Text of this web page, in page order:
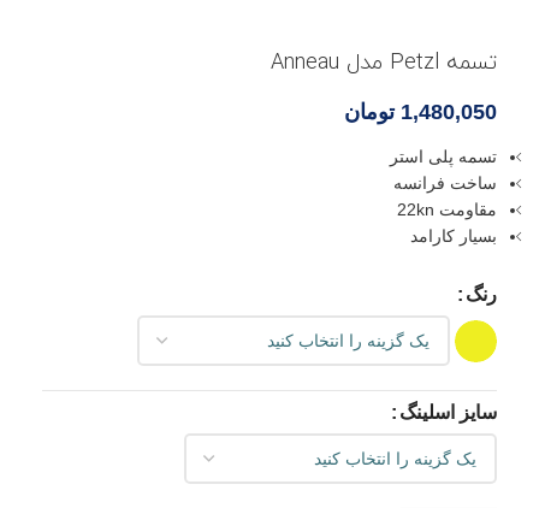
تسمه Petzl مدل Anneau
1,480,050 تومان
تسمه پلی استر
ساخت فرانسه
مقاومت 22kn
بسیار کارامد
رنگ
سایز اسلینگ